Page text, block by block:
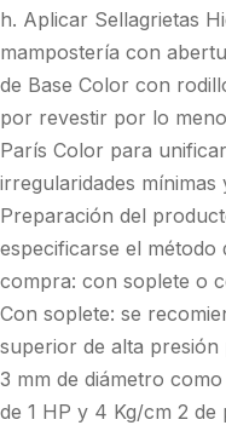
h. Aplicar Sellagrietas
mampostería con
de Base Color con
por revestir por lo
París Color para
irregularidades
Preparación del
especificarse el método
compra: con soplete o
Con soplete: se
superior de alta
3 mm de diámetro
de 1 HP y 4 Kg/cm 2